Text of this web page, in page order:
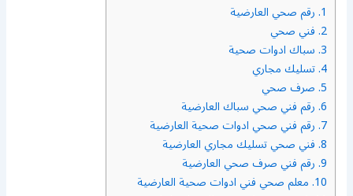
1. رقم صحي العارضية
2. فني صحي
3. سباك ادوات صحية
4. تسليك مجاري
5. صرف صحي
6. رقم فني صحي سباك العارضية
7. رقم فني صحي ادوات صحية العارضية
8. فني صحي تسليك مجاري العارضية
9. رقم فني صرف صحي العارضية
10. معلم صحي فني ادوات صحية العارضية